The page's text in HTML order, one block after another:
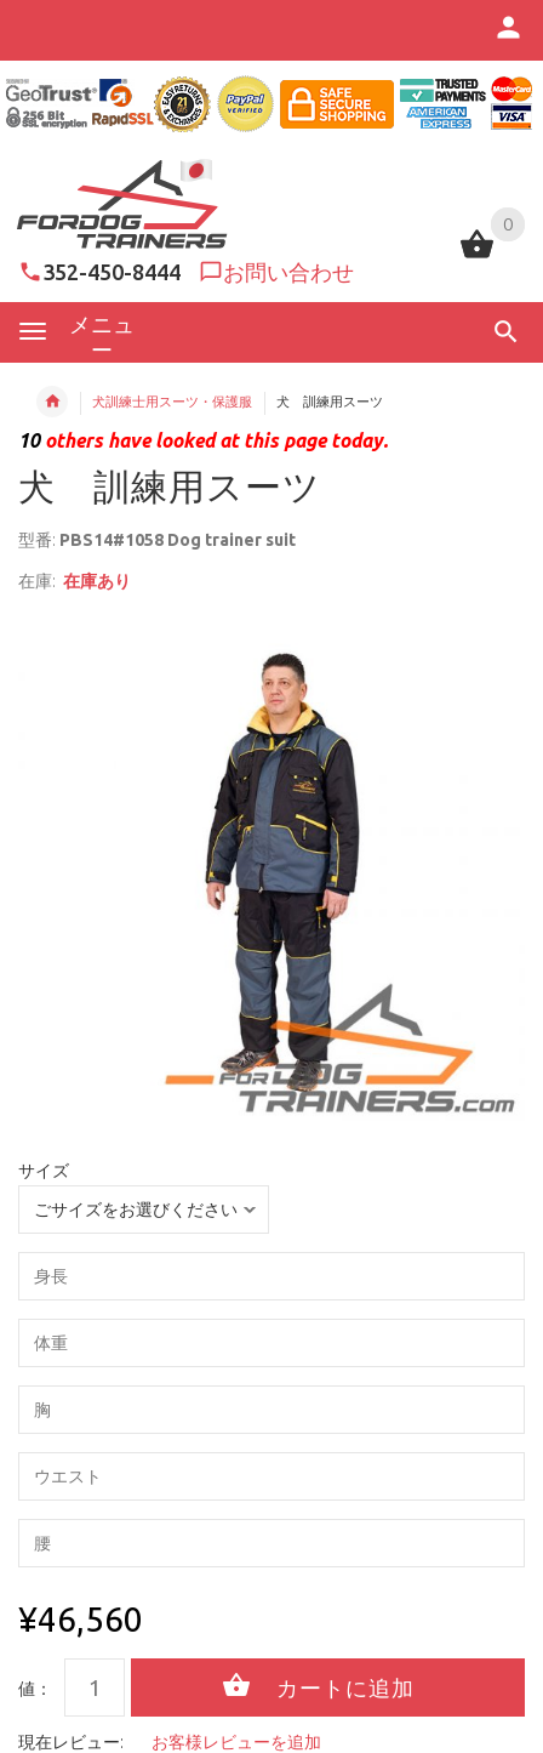
0
352-450-8444 お問い合わせ
メニュ
ー
0
犬訓練士用スーツ・保護服 犬 訓練用スーツ
10others have looked at this page today.
犬 訓練用スーツ
型番: PBS14#1058 Dog trainer suit
在庫: 在庫あり
サイズ
¥46,560
値：
現在レビュー: お客様レビューを追加